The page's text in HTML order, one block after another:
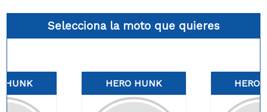
Selecciona la moto que quieres
HUNK HERO HUNK HERO